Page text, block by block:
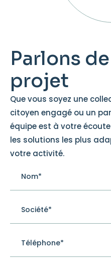
Parlons
projet
Que vous soyez une
citoyen engagé ou un
équipe est à votre
les solutions les plus
votre activité.